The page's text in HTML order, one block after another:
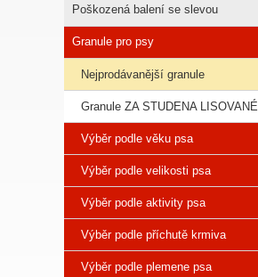
Poškozená balení se slevou
Granule pro psy
Nejprodávanější granule
Granule ZA STUDENA LISOVANÉ
Výběr podle věku psa
Výběr podle velikosti psa
Výběr podle aktivity psa
Výběr podle příchutě krmiva
Výběr podle plemene psa